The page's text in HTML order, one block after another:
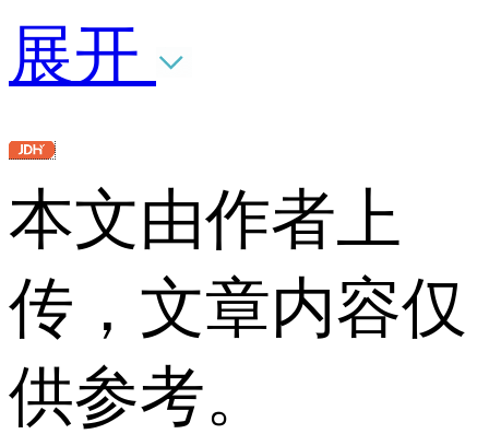
展开
本文由作者上
传，文章内容仅
供参考。